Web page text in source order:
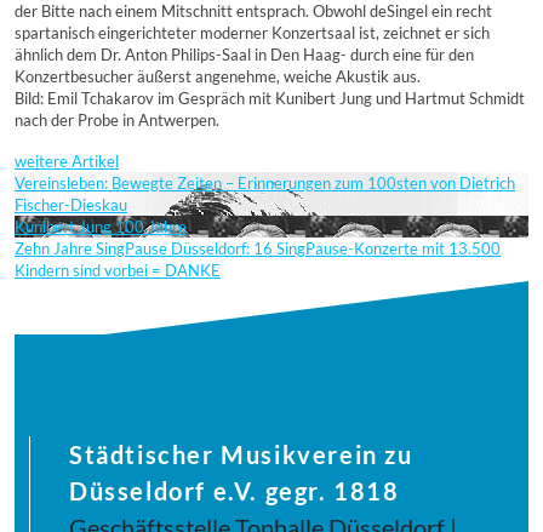
der Bitte nach einem Mitschnitt entsprach. Obwohl deSingel ein recht
spartanisch eingerichteter moderner Konzertsaal ist, zeichnet er sich
ähnlich dem Dr. Anton Philips-Saal in Den Haag- durch eine für den
Konzertbesucher äußerst angenehme, weiche Akustik aus.
Bild: Emil Tchakarov im Gespräch mit Kunibert Jung und Hartmut Schmidt
nach der Probe in Antwerpen.
weitere Artikel
Vereinsleben: Bewegte Zeiten – Erinnerungen zum 100sten von Dietrich
Fischer-Dieskau
Kunibert Jung 100 Jahre
Zehn Jahre SingPause Düsseldorf: 16 SingPause-Konzerte mit 13.500
Kindern sind vorbei = DANKE
Städtischer Musikverein zu
Düsseldorf e.V. gegr. 1818